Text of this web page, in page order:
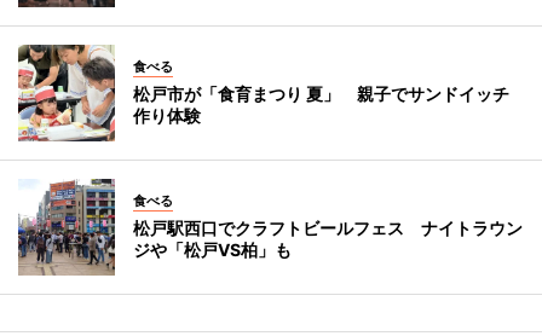
食べる
松戸市が「食育まつり 夏」 親子でサンドイッチ
作り体験
食べる
松戸駅西口でクラフトビールフェス ナイトラウン
ジや「松戸VS柏」も